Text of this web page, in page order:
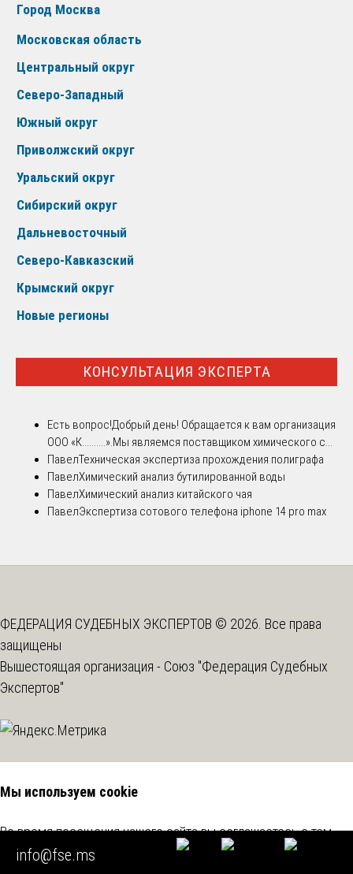
Город Москва
Московская область
Центральный округ
Северо-Западный
Южный округ
Приволжский округ
Уральский округ
Сибирский округ
Дальневосточный
Северо-Кавказский
Крымский округ
Новые регионы
КОНСУЛЬТАЦИЯ ЭКСПЕРТА
Есть вопрос!Добрый день! Обращается к вам организация
ООО «К..........».Мы являемся поставщиком химического с...
ПавелТехническая экспертиза прохождения полиграфа
ПавелХимический анализ бутилированной воды
ПавелХимический анализ китайского чая
ПавелЭкспертиза сотового телефона iphone 14 pro max
ФЕДЕРАЦИЯ СУДЕБНЫХ ЭКСПЕРТОВ © 2026. Все права
защищены
Вышестоящая организация - Союз "Федерация Судебных
Экспертов"
info@fse.ms
Мы используем cookie
Во время посещения нашего сайта вы соглашаетесь с тем,
что мы обрабатываем ваши персональные данные с